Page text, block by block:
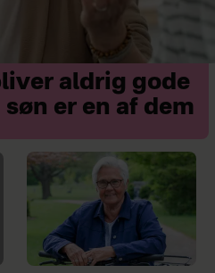
aldrig gode
er en af dem